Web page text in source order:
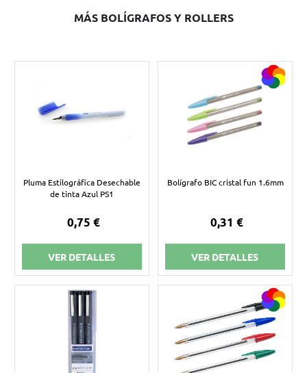
MÁS BOLÍGRAFOS Y ROLLERS
Pluma Estilográfica Desechable
de tinta Azul PS1
0,75 €
VER DETALLES
Bolígrafo BIC cristal fun 1.6mm
0,31 €
VER DETALLES